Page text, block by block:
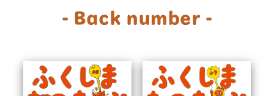
- Back number -